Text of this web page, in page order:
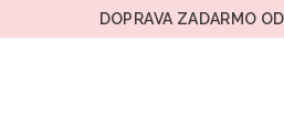
DOPRAVA ZADARMO